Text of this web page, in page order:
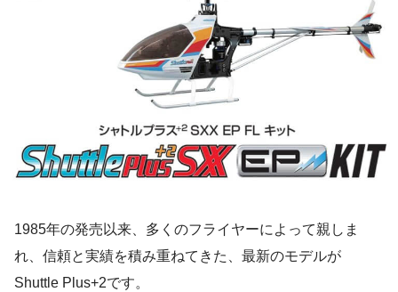
1985年の発売以来、多くのフライヤーによって親しま
れ、信頼と実績を積み重ねてきた、最新のモデルが
Shuttle Plus+2です。